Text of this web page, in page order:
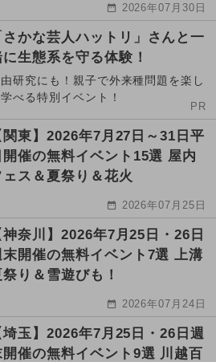
2026年07月30日
さかな芸人ハットリ」さんと一
に生態系を守る体験！
由研究にも！親子で外来種問題を楽し
学べる特別イベント！
PR
関東】2026年7月27日～31日平
開催の無料イベント15選 屋内
ェス＆夏祭り＆花火
2026年07月25日
神奈川】2026年7月25日・26日
末開催の無料イベント7選 上溝
祭り＆雪遊びも！
2026年07月24日
埼玉】2026年7月25日・26日週
開催の無料イベント9選 川越百